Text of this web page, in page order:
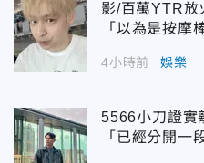
影/百萬YTR放
「以為是按摩
4小時前 娛樂
5566小刀證實
「已經分開一